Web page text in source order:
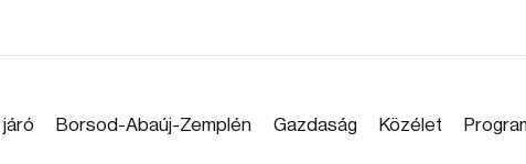
járó Borsod-Abaúj-Zemplén Gazdaság Közélet